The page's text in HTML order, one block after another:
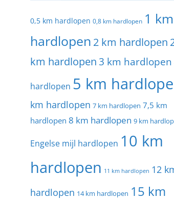
0,5 km hardlopen 0,8 km hardlopen 1 km
hardlopen 2 km hardlopen
km hardlopen 3 km hardlopen
hardlopen 5 km
km hardlopen 7 km hardlopen 7,5 km
hardlopen 8 km hardlopen 9 km
Engelse mijl hardlopen 10 km
hardlopen 11 km hardlopen 12
hardlopen 14 km hardlopen 15 km